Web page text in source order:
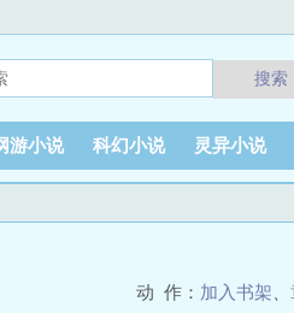
搜索
游小说 科幻小说 灵异小说
动 作： 加入书架